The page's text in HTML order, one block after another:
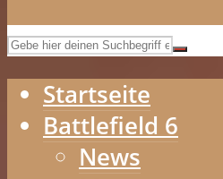
Startseite
Battlefield 6
News